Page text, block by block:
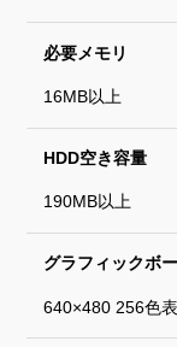
必要メモリ
16MB以上
HDD空き容量
190MB以上
グラフィックボ
640×480 256色